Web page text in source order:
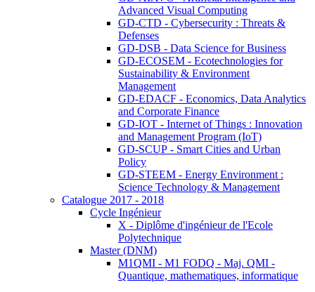
Advanced Visual Computing
GD-CTD - Cybersecurity : Threats &
Defenses
GD-DSB - Data Science for Business
GD-ECOSEM - Ecotechnologies for
Sustainability & Environment
Management
GD-EDACF - Economics, Data Analytics
and Corporate Finance
GD-IOT - Internet of Things : Innovation
and Management Program (IoT)
GD-SCUP - Smart Cities and Urban
Policy
GD-STEEM - Energy Environment :
Science Technology & Management
Catalogue 2017 - 2018
Cycle Ingénieur
X - Diplôme d'ingénieur de l'Ecole
Polytechnique
Master (DNM)
M1QMI - M1 FODQ - Maj. QMI -
Quantique, mathematiques, informatique